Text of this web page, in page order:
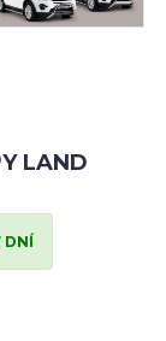
LAND
DNÍ